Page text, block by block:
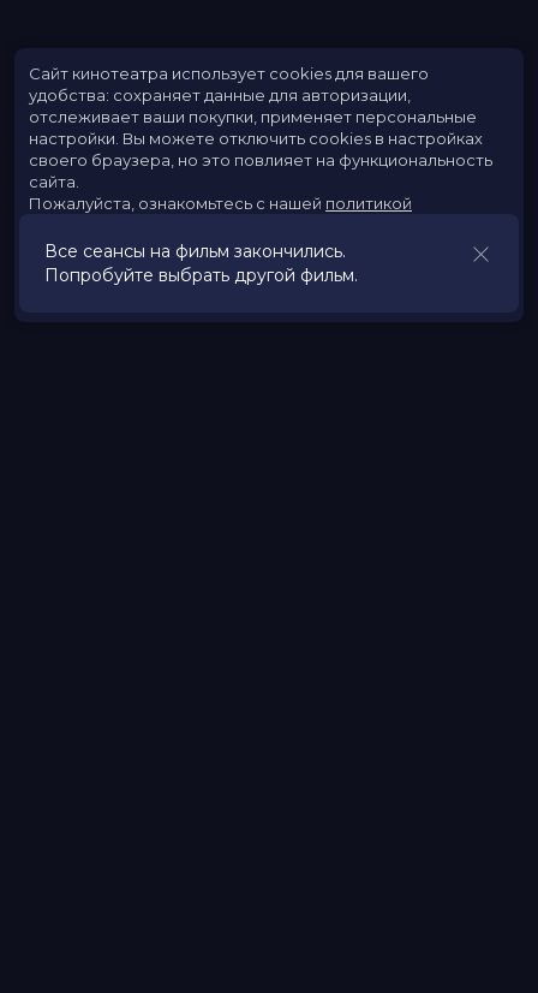
Все сеансы на фильм закончились.
Попробуйте выбрать другой фильм.
Сайт кинотеатра использует cookies для вашего
удобства: сохраняет данные для авторизации,
отслеживает ваши покупки, применяет персональные
настройки. Вы можете отключить cookies в настройках
своего браузера, но это повлияет на функциональность
сайта.
Пожалуйста, ознакомьтесь с нашей политикой
Принять